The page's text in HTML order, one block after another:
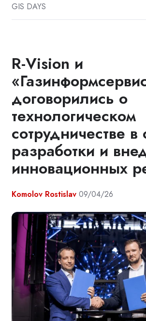
GIS DAYS
R-Vision и
договорились о
технологическом
сотрудничестве в
разработки и
инновационных
Komolov Rostislav 09/04/26